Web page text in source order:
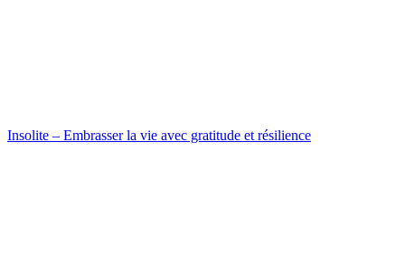
Insolite – Embrasser la vie avec gratitude et résilience